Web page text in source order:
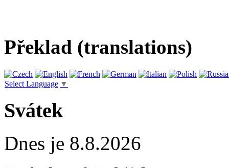
Překlad (translations)
Select Language ▼
Svátek
Dnes je 8.8.2026